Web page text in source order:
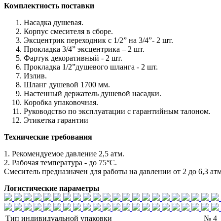
Комплектность поставки
Насадка душевая.
Корпус смесителя в сборе.
Эксцентрик переходник с 1/2” на 3/4”- 2 шт.
Прокладка 3/4” эксцентрика – 2 шт.
Фартук декоративный - 2 шт.
Прокладка 1/2”душевого шланга - 2 шт.
Излив.
Шланг душевой 1700 мм.
Настенный держатель душевой насадки.
Коробка упаковочная.
Руководство по эксплуатации с гарантийным талоном.
Этикетка гарантии
Технические требования
1. Рекомендуемое давление 2,5 атм.
2. Рабочая температура - до 75°С.
Смеситель предназначен для работы на давлении от 2 до 6,3
Логистические параметры
Тип индивидуальной упаковки № 4